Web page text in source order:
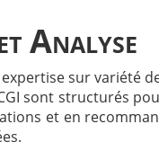
Analyse
expertise sur variété
sont structurés
et en